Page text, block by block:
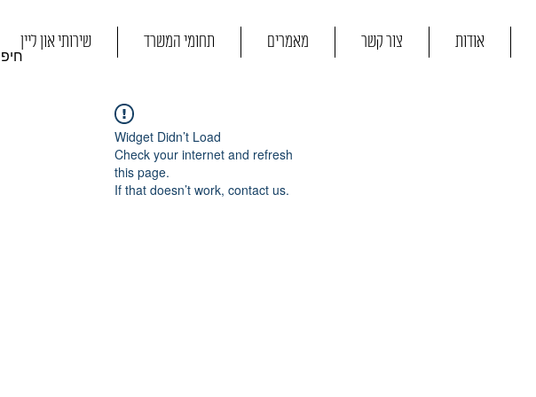
שירותי און ליין תחומי המשרד מאמרים צור קשר אודות
Widget Didn’t Load
Check your internet and refresh
this page.
If that doesn’t work, contact us.